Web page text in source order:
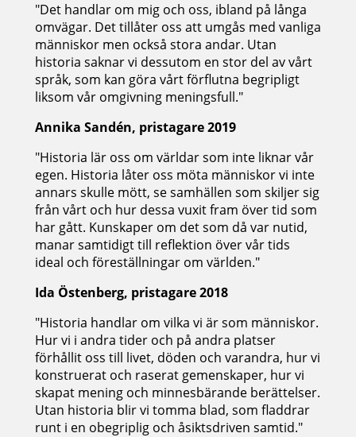
"Det handlar om mig och oss, ibland på långa
omvägar. Det tillåter oss att umgås med vanliga
människor men också stora andar. Utan
historia saknar vi dessutom en stor del av vårt
språk, som kan göra vårt förflutna begripligt
liksom vår omgivning meningsfull."
Annika Sandén, pristagare 2019
"Historia lär oss om världar som inte liknar vår
egen. Historia låter oss möta människor vi inte
annars skulle mött, se samhällen som skiljer sig
från vårt och hur dessa vuxit fram över tid som
har gått. Kunskaper om det som då var nutid,
manar samtidigt till reflektion över vår tids
ideal och föreställningar om världen."
Ida Östenberg, pristagare 2018
"Historia handlar om vilka vi är som människor.
Hur vi i andra tider och på andra platser
förhållit oss till livet, döden och varandra, hur vi
konstruerat och raserat gemenskaper, hur vi
skapat mening och minnesbärande berättelser.
Utan historia blir vi tomma blad, som fladdrar
runt i en obegriplig och åsiktsdriven samtid."